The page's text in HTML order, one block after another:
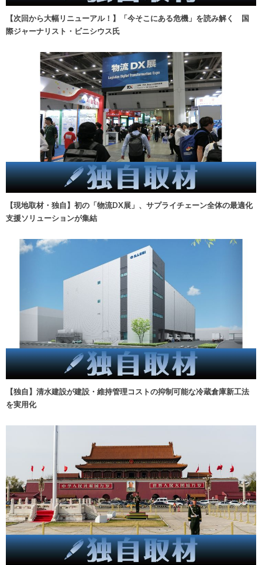
【次回から大幅リニューアル！】「今そこにある危機」を読み解く 国
際ジャーナリスト・ビニシウス氏
【現地取材・独自】初の「物流DX展」、サプライチェーン全体の最適化
支援ソリューションが集結
【独自】清水建設が建設・維持管理コストの抑制可能な冷蔵倉庫新工法
を実用化